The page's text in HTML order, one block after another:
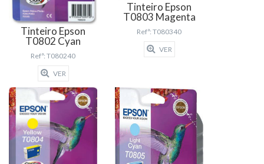
Tinteiro Epson
T0802 Cyan
Refª: T080240
VER
Tinteiro Epson
T0803 Magenta
Refª: T080340
VER